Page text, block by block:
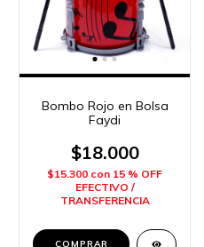
Bombo Rojo en Bolsa
Faydi
$18.000
$15.300 con 15 % OFF
EFECTIVO /
TRANSFERENCIA